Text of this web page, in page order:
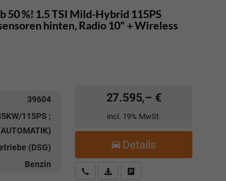
50 %! 1.5 TSI Mild-Hybrid 115PS
hinten, Radio 10" + Wireless
39604
115PS ;
(DSG)
Benzin
27.595,– €
incl. 19% MwSt.
Details
Kostenloser Rückruf-Service
PDF-Datei, Fahrzeugexposé